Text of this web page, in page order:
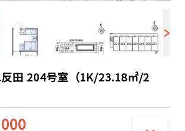
田 204号室（1K/23.18㎡/2